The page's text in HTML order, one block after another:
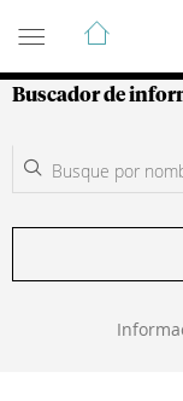
Guía de
Buscador de